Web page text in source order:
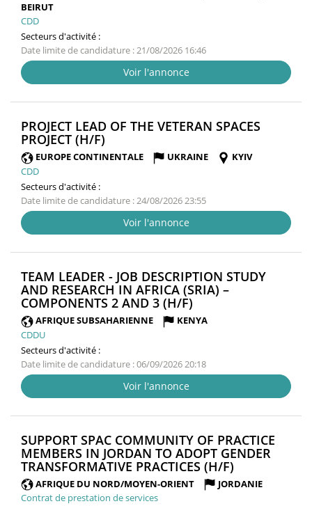
BEIRUT
CDD
Secteurs d'activité :
Date limite de candidature : 21/08/2026 16:46
Voir l'annonce
PROJECT LEAD OF THE VETERAN SPACES
PROJECT (H/F)
FENÊTRE)
EUROPE CONTINENTALE UKRAINE
KYIV
CDD
Secteurs d'activité :
Date limite de candidature : 24/08/2026 23:55
Voir l'annonce
TEAM LEADER - JOB DESCRIPTION STUDY
AND RESEARCH IN AFRICA (SRIA) –
COMPONENTS 2 AND 3 (H/F) (NOUVELLE
FENÊTRE)
AFRIQUE SUBSAHARIENNE
KENYA
CDDU
Secteurs d'activité :
Date limite de candidature : 06/09/2026 20:18
Voir l'annonce
SUPPORT SPAC COMMUNITY OF PRACTICE
MEMBERS IN JORDAN TO ADOPT GENDER
TRANSFORMATIVE PRACTICES (H/F)
FENÊTRE)
AFRIQUE DU NORD/MOYEN-ORIENT
JORDANIE
Contrat de prestation de services